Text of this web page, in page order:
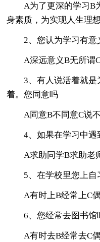
A为了更深的学习B
身素质，为实现人生理
2、您认为学习有意
A深远意义B无所谓
3、有人说活着就
着。您同意吗
A同意B不同意C说
4、如果在学习中遇
A求助同学B求助老
5、在学校里您上自
A有时上B经常上C
6、您经常去图书馆
A有时去B经常去C